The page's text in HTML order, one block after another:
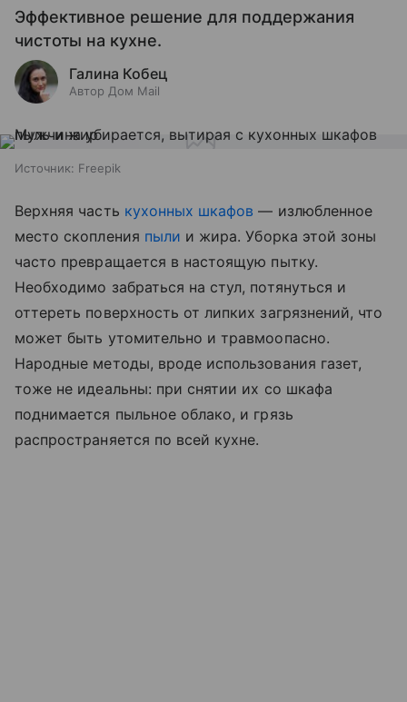
Эффективное решение для поддержания
чистоты на кухне.
Галина Кобец
Автор Дом Mail
Источник: Freepik
Верхняя часть кухонных шкафов — излюбленное
место скопления пыли и жира. Уборка этой зоны
часто превращается в настоящую пытку.
Необходимо забраться на стул, потянуться и
оттереть поверхность от липких загрязнений, что
может быть утомительно и травмоопасно.
Народные методы, вроде использования газет,
тоже не идеальны: при снятии их со шкафа
поднимается пыльное облако, и грязь
распространяется по всей кухне.